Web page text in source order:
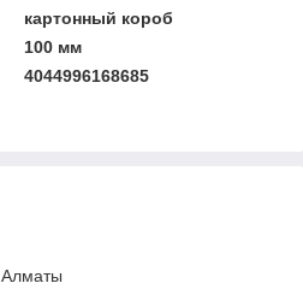
картонный короб
100 мм
4044996168685
Алматы